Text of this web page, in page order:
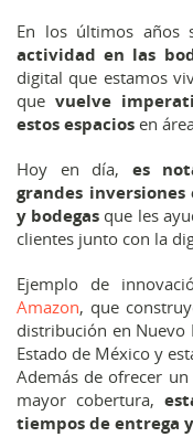
En los últimos años
actividad en las
digital que estamos
que vuelve
estos espacios en
Hoy en día, es
grandes
y bodegas que les
clientes junto con la
Ejemplo de
Amazon, que
distribución en Nuevo
Estado de México y
Además de ofrecer
mayor cobertura,
tiempos de entrega